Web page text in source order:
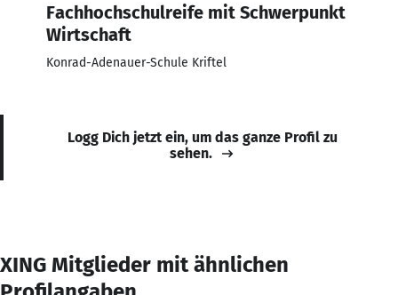
Fachhochschulreife mit Schwerpunkt
Wirtschaft
Konrad-Adenauer-Schule Kriftel
Logg Dich jetzt ein, um das ganze Profil zu
sehen.
XING Mitglieder mit ähnlichen